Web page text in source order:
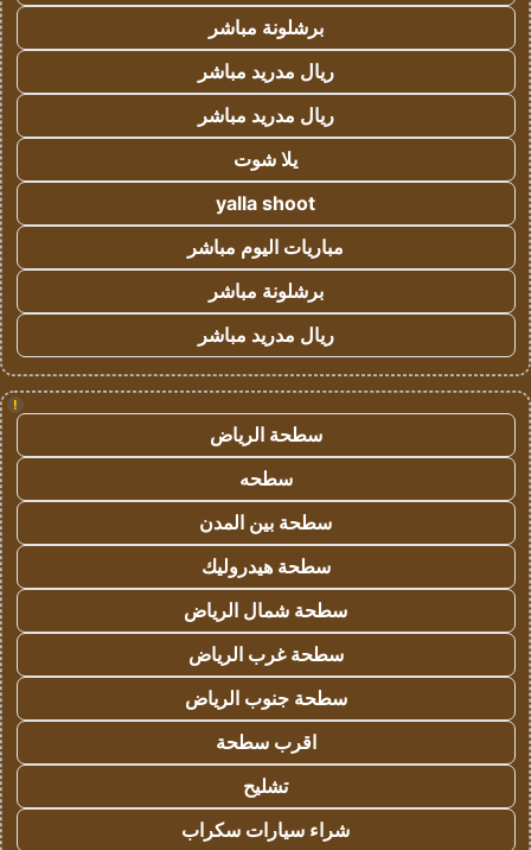
برشلونة مباشر
ريال مدريد مباشر
ريال مدريد مباشر
يلا شوت
yalla shoot
مباريات اليوم مباشر
برشلونة مباشر
ريال مدريد مباشر
!
سطحة الرياض
سطحه
سطحة بين المدن
سطحة هيدروليك
سطحة شمال الرياض
سطحة غرب الرياض
سطحة جنوب الرياض
اقرب سطحة
تشليح
شراء سيارات سكراب